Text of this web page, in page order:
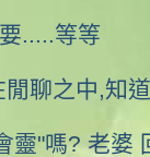
.....等等
聊之中,知
靈"嗎? 老婆